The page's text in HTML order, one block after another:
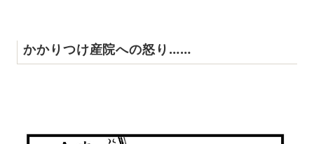
かかりつけ産院への怒り……